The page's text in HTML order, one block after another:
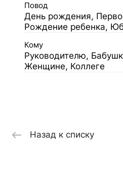
Повод
День рождения,
Рождение ребенка,
Кому
Руководителю,
Женщине, Коллеге
Назад к списку